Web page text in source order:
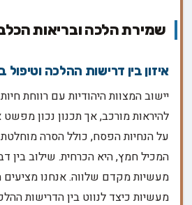
שמירת הלכה ובריאות
איזון בין דרישות ההלכה
יישוב המצוות היהודיות עם רווחת
להיראות מורכב, אך תכנון נכון
על הנחיות הפסח, כולל הסרה
המכיל חמץ, היא הכרחית. שילוב בין
מעשיות מקדם שלווה. אנחנו מציעים
מעשיות כיצד לנווט בין הדרישות